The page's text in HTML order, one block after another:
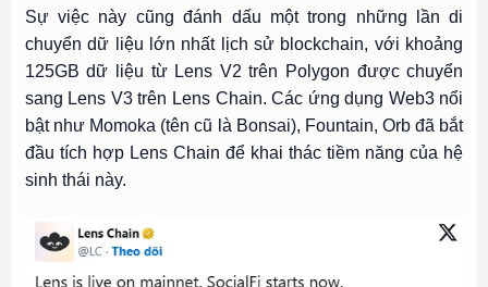
Sự việc này cũng đánh dấu một trong những lần di
chuyển dữ liệu lớn nhất lịch sử blockchain, với khoảng
125GB dữ liệu từ Lens V2 trên Polygon được chuyển
sang Lens V3 trên Lens Chain. Các ứng dụng Web3 nổi
bật như Momoka (tên cũ là Bonsai), Fountain, Orb đã bắt
đầu tích hợp Lens Chain để khai thác tiềm năng của hệ
sinh thái này.